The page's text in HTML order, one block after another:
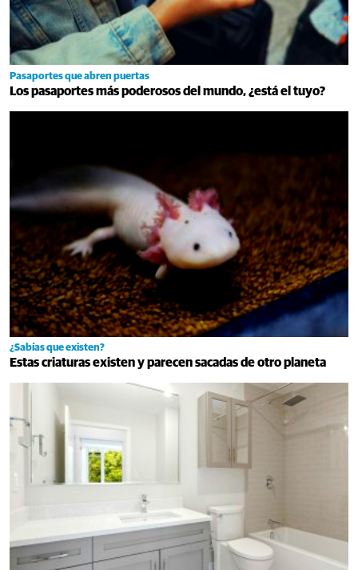
Pasaportes que abren puertas
Los pasaportes más poderosos del mundo, ¿está el tuyo?
¿Sabías que existen?
Estas criaturas existen y parecen sacadas de otro planeta